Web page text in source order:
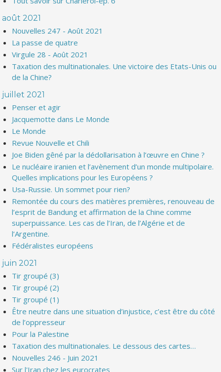
août 2021
Nouvelles 247 - Août 2021
La passe de quatre
Virgule 28 - Août 2021
Taxation des multinationales. Une victoire des Etats-Unis ou
de la Chine?
juillet 2021
Penser et agir
Jacquemotte dans Le Monde
Le Monde
Revue Nouvelle et Chili
Joe Biden gêné par la dédollarisation à l’œuvre en Chine ?
Le nucléaire iranien et l’avènement d’un monde multipolaire.
Quelles implications pour les Européens ?
Usa-Russie. Un sommet pour rien?
Remontée du cours des matières premières, renouveau de
l’esprit de Bandung et affirmation de la Chine comme
superpuissance. Les cas de l’Iran, de l’Algérie et de
l’Argentine.
Fédéralistes européens
juin 2021
Tir groupé (3)
Tir groupé (2)
Tir groupé (1)
Être neutre dans une situation d’injustice, c’est être du côté
de l’oppresseur
Pour la Palestine
Taxation des multinationales. Le dessous des cartes…
Nouvelles 246 - Juin 2021
Sur l'Iran chez les eurocrates